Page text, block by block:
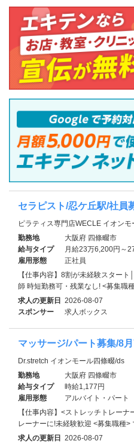
セラピスト/忍ケ丘駅/社員
ピラティス専門店WECLE イオン
勤務地
大阪府 四條畷市
給与タイプ
月給23万6,200円～
雇用形態
正社員
【仕事内容】8割が未経験スター
師 時短勤務可・残業なし! <募集職
求人の更新日 2026-08-07
スポンサー
求人ボックス
マッサージ/パート募集/8
Dr.stretch イオンモール四條畷/ds
勤務地
大阪府 四條畷市
給与タイプ
時給1,177円
雇用形態
アルバイト・パート
【仕事内容】<ストレッチトレー
レーナーに!未経験歓迎 <募集職種>
求人の更新日 2026-08-07